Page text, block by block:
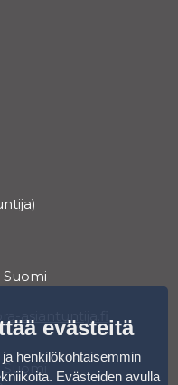
Suomi
asiantuntija.fi
evästeitä
henkilökohtaisemmin
Evästeiden avulla